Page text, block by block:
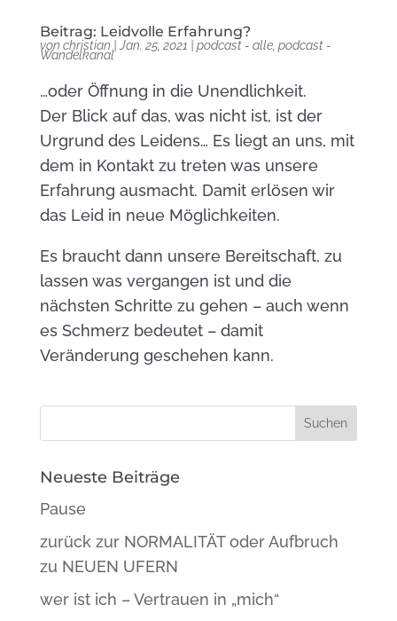
Beitrag: Leidvolle Erfahrung?
von christian Jan. 25, 2021 podcast - alle, podcast -
Wandelkanal
…oder Öffnung in die Unendlichkeit.
Der Blick auf das, was nicht ist, ist der
Urgrund des Leidens… Es liegt an uns, mit
dem in Kontakt zu treten was unsere
Erfahrung ausmacht. Damit erlösen wir
das Leid in neue Möglichkeiten.
Es braucht dann unsere Bereitschaft, zu
lassen was vergangen ist und die
nächsten Schritte zu gehen – auch wenn
es Schmerz bedeutet – damit
Veränderung geschehen kann.
Neueste Beiträge
Pause
zurück zur NORMALITÄT oder Aufbruch
zu NEUEN UFERN
wer ist ich – Vertrauen in „mich“